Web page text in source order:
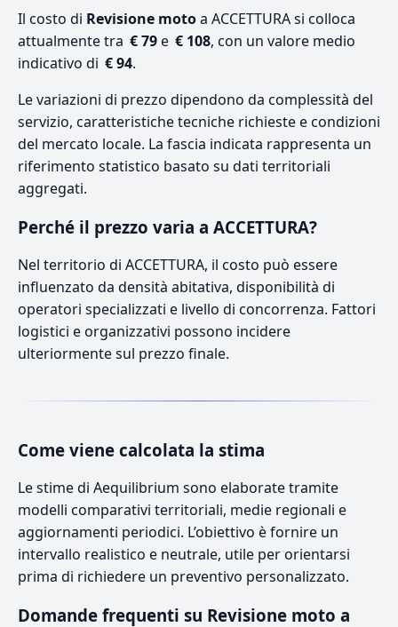
Il costo di Revisione motoa ACCETTURA si colloca
attualmente tra € 79e € 108, con un valore medio
indicativo di € 94.
Le variazioni di prezzo dipendono da complessità del
servizio, caratteristiche tecniche richieste e condizioni
del mercato locale. La fascia indicata rappresenta un
riferimento statistico basato su dati territoriali
aggregati.
Perché il prezzo varia a ACCETTURA?
Nel territorio di ACCETTURA, il costo può essere
influenzato da densità abitativa, disponibilità di
operatori specializzati e livello di concorrenza. Fattori
logistici e organizzativi possono incidere
ulteriormente sul prezzo finale.
Come viene calcolata la stima
Le stime di Aequilibrium sono elaborate tramite
modelli comparativi territoriali, medie regionali e
aggiornamenti periodici. L’obiettivo è fornire un
intervallo realistico e neutrale, utile per orientarsi
prima di richiedere un preventivo personalizzato.
Domande frequenti su Revisione moto a